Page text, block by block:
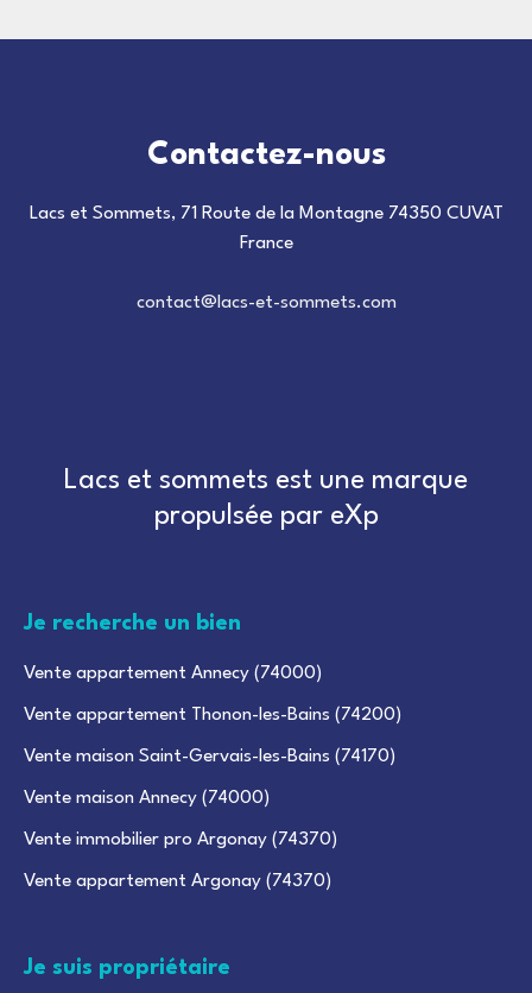
Contactez-nous
Lacs et Sommets, 71 Route de la Montagne 74350 CUVAT
France
contact@lacs-et-sommets.com
Lacs et sommets est une marque
propulsée par eXp
Je recherche un bien
Vente appartement Annecy (74000)
Vente appartement Thonon-les-Bains (74200)
Vente maison Saint-Gervais-les-Bains (74170)
Vente maison Annecy (74000)
Vente immobilier pro Argonay (74370)
Vente appartement Argonay (74370)
Je suis propriétaire